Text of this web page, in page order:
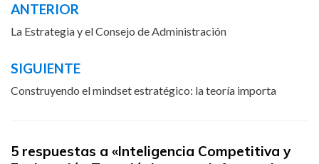
Navegación
de
entradas
ANTERIOR
La Estrategia y el Consejo de Administración
SIGUIENTE
Construyendo el mindset estratégico: la teoría importa
5 respuestas a «Inteligencia Competitiva y